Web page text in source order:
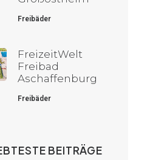
Freibäder
FreizeitWelt
Freibad
Aschaffenburg
Freibäder
BEITRÄGE